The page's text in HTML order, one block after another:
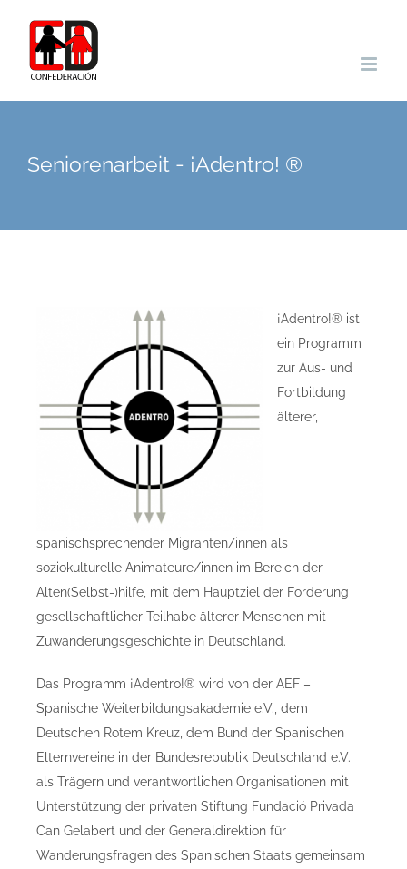
Seniorenarbeit - ¡Adentro! ®
¡Adentro!® ist
ein Programm
zur Aus- und
Fortbildung
älterer,
spanischsprechender Migranten/innen als
soziokulturelle Animateure/innen im Bereich der
Alten(Selbst-)hilfe, mit dem Hauptziel der Förderung
gesellschaftlicher Teilhabe älterer Menschen mit
Zuwanderungsgeschichte in Deutschland.
Das Programm ¡Adentro!® wird von der AEF –
Spanische Weiterbildungsakademie e.V., dem
Deutschen Rotem Kreuz, dem Bund der Spanischen
Elternvereine in der Bundesrepublik Deutschland e.V.
als Trägern und verantwortlichen Organisationen mit
Unterstützung der privaten Stiftung Fundació Privada
Can Gelabert und der Generaldirektion für
Wanderungsfragen des Spanischen Staats gemeinsam